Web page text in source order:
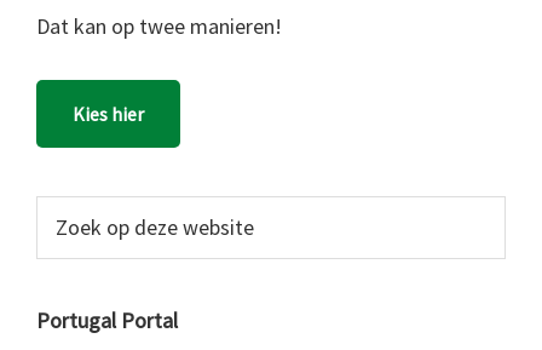
Dat kan op twee manieren!
Kies hier
website
Portugal Portal